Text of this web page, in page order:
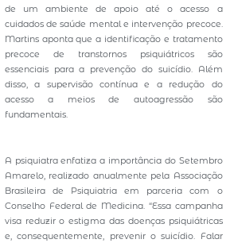
de um ambiente de apoio até o acesso a
cuidados de saúde mental e intervenção precoce.
Martins aponta que a identificação e tratamento
precoce de transtornos psiquiátricos são
essenciais para a prevenção do suicídio. Além
disso, a supervisão contínua e a redução do
acesso a meios de autoagressão são
fundamentais.
A psiquiatra enfatiza a importância do Setembro
Amarelo, realizado anualmente pela Associação
Brasileira de Psiquiatria em parceria com o
Conselho Federal de Medicina. “Essa campanha
visa reduzir o estigma das doenças psiquiátricas
e, consequentemente, prevenir o suicídio. Falar